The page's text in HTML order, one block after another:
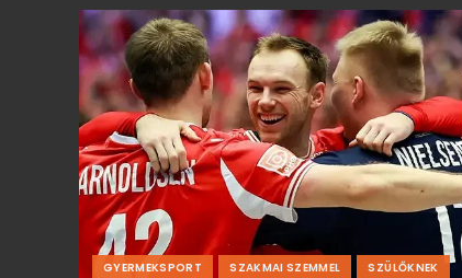
GYERMEKSPORT SZAKMAI SZEMMEL SZÜLŐKNEK